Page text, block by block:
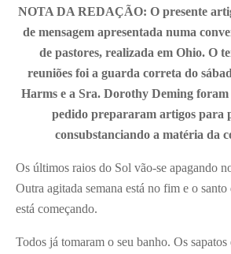
NOTA DA REDAÇÃO: O presente
de mensagem apresentada numa
de pastores, realizada em Ohio. O
reuniões foi a guarda correta do
Harms e a Sra. Dorothy Deming foram
pedido prepararam artigos para
consubstanciando a matéria da
Os últimos raios do Sol vão-se apagando
Outra agitada semana está no fim e o
está começando.
Todos já tomaram o seu banho. Os sapatos